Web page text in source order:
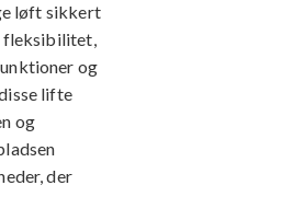
løft sikkert
fleksibilitet,
og
lifte
og
der